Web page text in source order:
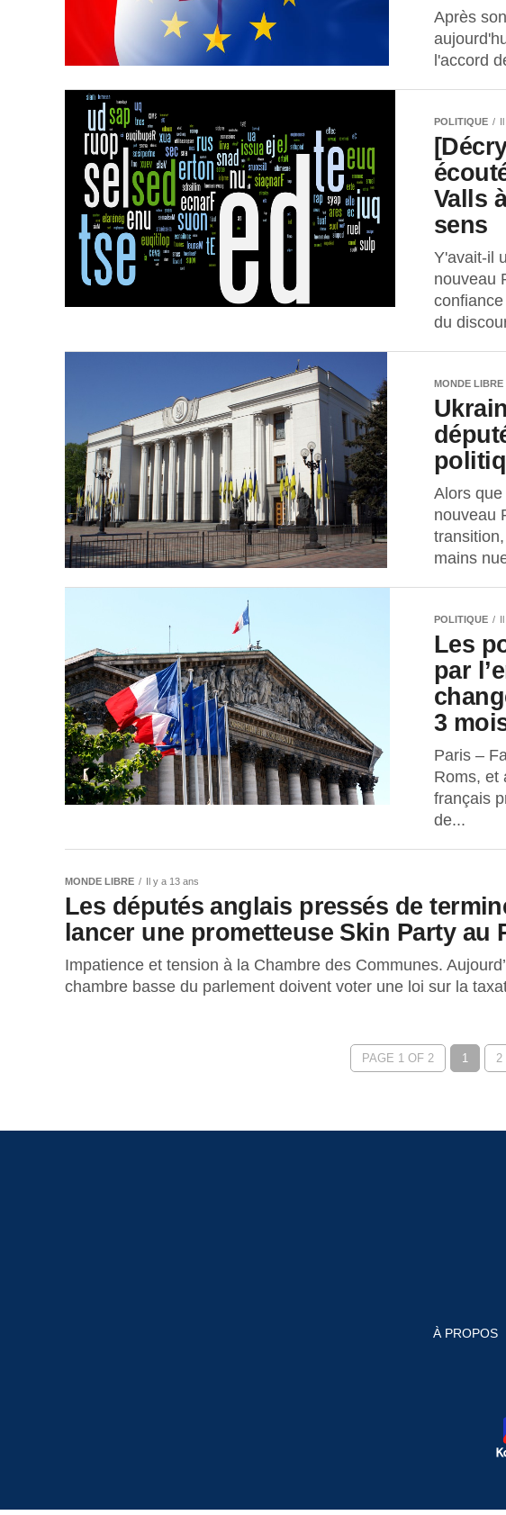
Après
l'accord
POLITIQUE
Valls
sens
Y'avait-il
nouveau
du
MONDE LIBRE
Alors
nouveau
mains
POLITIQUE
Les
par
3
Paris –
Roms, et
français
de...
MONDE LIBRE Il y a 13 ans
Les députés anglais pressés de
lancer une prometteuse Skin Party au
Impatience et tension à la Chambre des Communes.
chambre basse du parlement doivent voter une loi sur la
PAGE 1 OF 2 1 2
À PROPOS